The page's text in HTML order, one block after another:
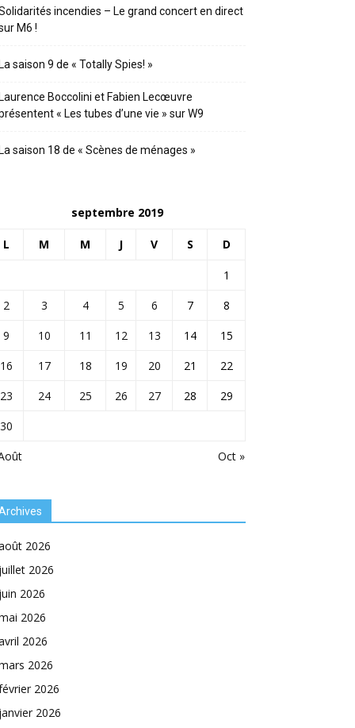
incendies – Le grand concert en direct
M6 !
saison 9 de « Totally Spies! »
Boccolini et Fabien Lecœuvre
« Les tubes d’une vie » sur W9
saison 18 de « Scènes de ménages »
septembre 2019
L M M J V S D
Oct »
1
2
3 4 5 6 7
8
9
10 11 12 13 14
15
16
17 18 19 20 21
22
23
24 25 26 27 28
29
30
2026
2026
2026
2026
2026
2026
2026
2026